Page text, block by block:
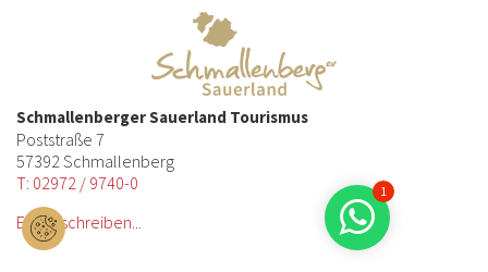
Schmallenberger Sauerland Tourismus
Poststraße 7
57392 Schmallenberg
T: 02972 / 9740-0
E-Mail schreiben...
1